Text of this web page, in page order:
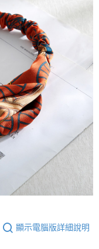
顯示電腦版詳細說明